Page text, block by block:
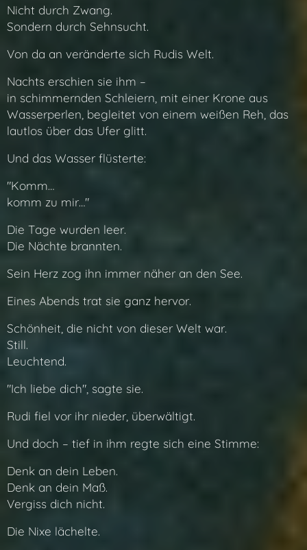
Nicht durch Zwang.
Sondern durch Sehnsucht.
Von da an veränderte sich Rudis Welt.
Nachts erschien sie ihm –
in schimmernden Schleiern, mit einer Krone aus
Wasserperlen, begleitet von einem weißen Reh, das
lautlos über das Ufer glitt.
Und das Wasser flüsterte:
"Komm…
komm zu mir…"
Die Tage wurden leer.
Die Nächte brannten.
Sein Herz zog ihn immer näher an den See.
Eines Abends trat sie ganz hervor.
Schönheit, die nicht von dieser Welt war.
Still.
Leuchtend.
"Ich liebe dich", sagte sie.
Rudi fiel vor ihr nieder, überwältigt.
Und doch – tief in ihm regte sich eine Stimme:
Denk an dein Leben.
Denk an dein Maß.
Vergiss dich nicht.
Die Nixe lächelte.